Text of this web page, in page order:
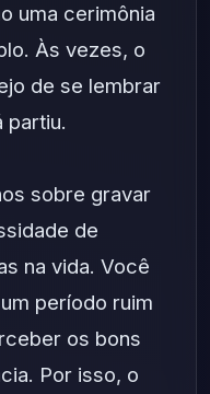
uma cerimônia
Às vezes, o
de se lembrar
partiu.
sobre gravar
de
na vida. Você
período ruim
os bons
Por isso, o